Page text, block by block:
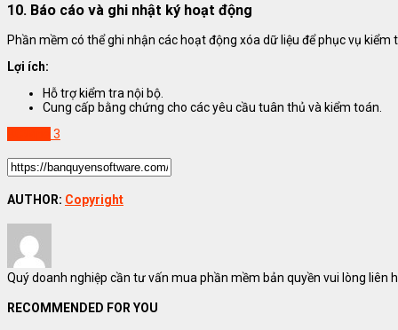
10. Báo cáo và ghi nhật ký hoạt động
Phần mềm có thể ghi nhận các hoạt động xóa dữ liệu để phục vụ
Lợi ích:
Hỗ trợ kiểm tra nội bộ.
Cung cấp bằng chứng cho các yêu cầu tuân thủ và kiểm toán.
3
AUTHOR: Copyright
Quý doanh nghiệp cần tư vấn mua phần mềm bản quyền vui lòng liên
RECOMMENDED FOR YOU